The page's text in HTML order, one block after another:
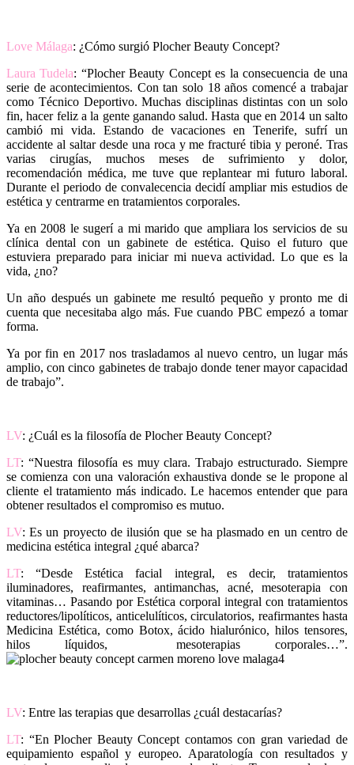
Love Málaga: ¿Cómo surgió Plocher Beauty Concept?
Laura Tudela: “Plocher Beauty Concept es la consecuencia de una
serie de acontecimientos. Con tan solo 18 años comencé a trabajar
como Técnico Deportivo. Muchas disciplinas distintas con un solo
fin, hacer feliz a la gente ganando salud. Hasta que en 2014 un salto
cambió mi vida. Estando de vacaciones en Tenerife, sufrí un
accidente al saltar desde una roca y me fracturé tibia y peroné. Tras
varias cirugías, muchos meses de sufrimiento y dolor,
recomendación médica, me tuve que replantear mi futuro laboral.
Durante el periodo de convalecencia decidí ampliar mis estudios de
estética y centrarme en tratamientos corporales.
Ya en 2008 le sugerí a mi marido que ampliara los servicios de su
clínica dental con un gabinete de estética. Quiso el futuro que
estuviera preparado para iniciar mi nueva actividad. Lo que es la
vida, ¿no?
Un año después un gabinete me resultó pequeño y pronto me di
cuenta que necesitaba algo más. Fue cuando PBC empezó a tomar
forma.
Ya por fin en 2017 nos trasladamos al nuevo centro, un lugar más
amplio, con cinco gabinetes de trabajo donde tener mayor capacidad
de trabajo”.
LV: ¿Cuál es la filosofía de Plocher Beauty Concept?
LT: “Nuestra filosofía es muy clara. Trabajo estructurado. Siempre
se comienza con una valoración exhaustiva donde se le propone al
cliente el tratamiento más indicado. Le hacemos entender que para
obtener resultados el compromiso es mutuo.
LV: Es un proyecto de ilusión que se ha plasmado en un centro de
medicina estética integral ¿qué abarca?
LT: “Desde Estética facial integral, es decir, tratamientos
iluminadores, reafirmantes, antimanchas, acné, mesoterapia con
vitaminas… Pasando por Estética corporal integral con tratamientos
reductores/lipolíticos, anticelulíticos, circulatorios, reafirmantes hasta
Medicina Estética, como Botox, ácido hialurónico, hilos tensores,
hilos líquidos, mesoterapias corporales…”.
LV: Entre las terapias que desarrollas ¿cuál destacarías?
LT: “En Plocher Beauty Concept contamos con gran variedad de
equipamiento español y europeo. Aparatología con resultados y